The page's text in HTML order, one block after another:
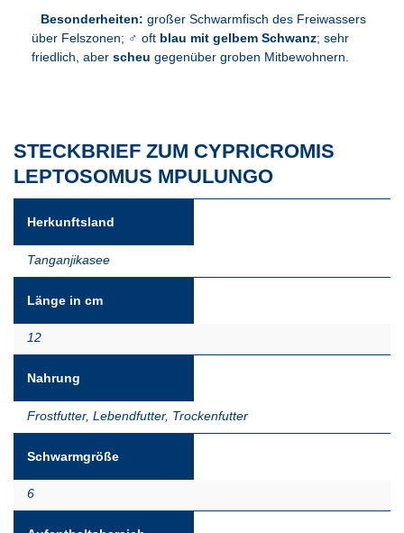
Besonderheiten: großer Schwarmfisch des Freiwassers
über Felszonen; ♂ oft blau mit gelbem Schwanz; sehr
friedlich, aber scheu gegenüber groben Mitbewohnern.
STECKBRIEF ZUM CYPRICROMIS
LEPTOSOMUS MPULUNGO
Herkunftsland
Tanganjikasee
Länge in cm
12
Nahrung
Frostfutter, Lebendfutter, Trockenfutter
Schwarmgröße
6